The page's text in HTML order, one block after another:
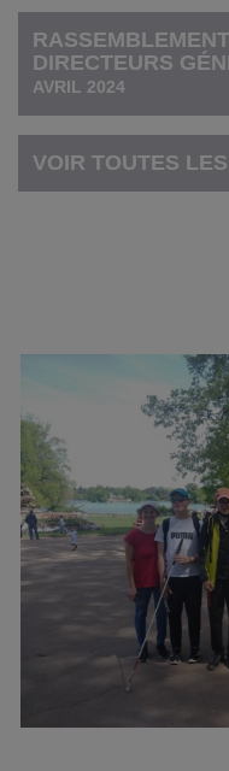
DIRECTEURS
AVRIL 2024
VOIR TOUTES